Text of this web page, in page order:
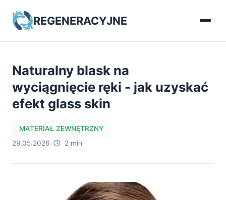
REGENERACYJNE
Naturalny blask na
wyciągnięcie ręki - jak uzyskać
efekt glass skin
MATERIAŁ ZEWNĘTRZNY
29.05.2026• 2 min